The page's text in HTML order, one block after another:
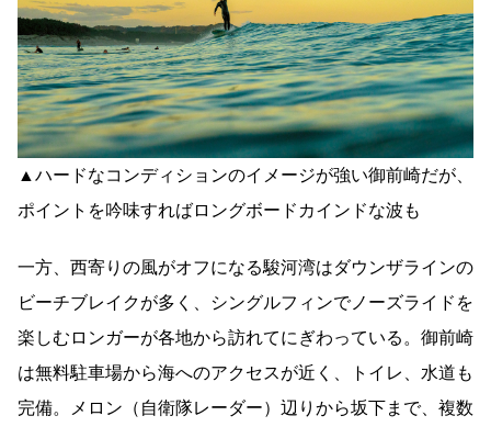
▲ハードなコンディションのイメージが強い御前崎だが、
ポイントを吟味すればロングボードカインドな波も
一方、西寄りの風がオフになる駿河湾はダウンザラインの
ビーチブレイクが多く、シングルフィンでノーズライドを
楽しむロンガーが各地から訪れてにぎわっている。御前崎
は無料駐車場から海へのアクセスが近く、トイレ、水道も
完備。メロン（自衛隊レーダー）辺りから坂下まで、複数